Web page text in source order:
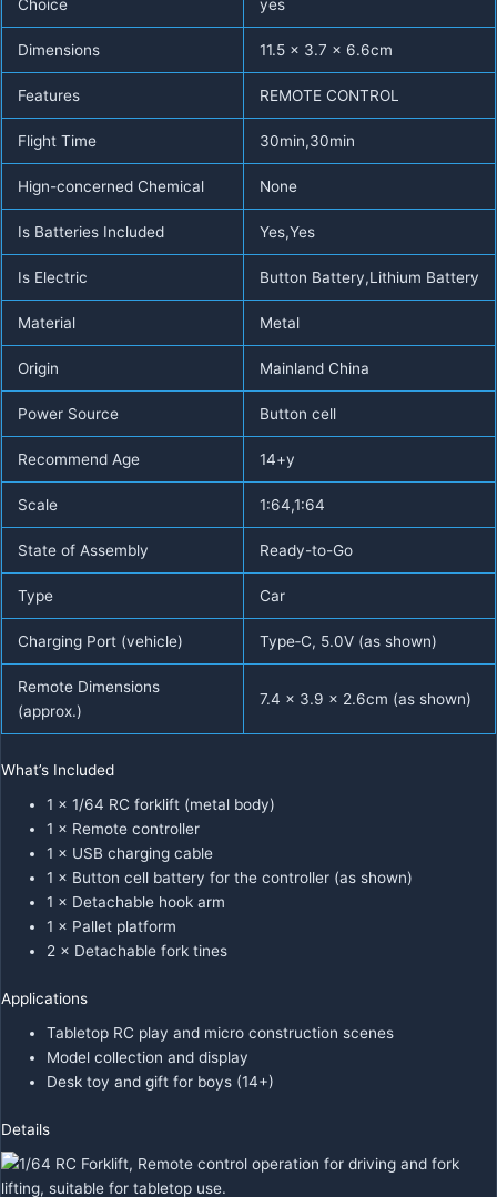
Choice yes
Dimensions 11.5 x 3.7 x 6.6cm
Features REMOTE CONTROL
Flight Time 30min,30min
Hign-concerned Chemical None
Is Batteries Included Yes,Yes
Is Electric Button Battery,Lithium Battery
Material Metal
Origin Mainland China
Power Source Button cell
Recommend Age 14+y
Scale 1:64,1:64
State of Assembly Ready-to-Go
Type Car
Charging Port (vehicle) Type‑C, 5.0V (as shown)
Remote Dimensions
(approx.)
7.4 x 3.9 x 2.6cm (as shown)
What’s Included
1 × 1/64 RC forklift (metal body)
1 × Remote controller
1 × USB charging cable
1 × Button cell battery for the controller (as shown)
1 × Detachable hook arm
1 × Pallet platform
2 × Detachable fork tines
Applications
Tabletop RC play and micro construction scenes
Model collection and display
Desk toy and gift for boys (14+)
Details